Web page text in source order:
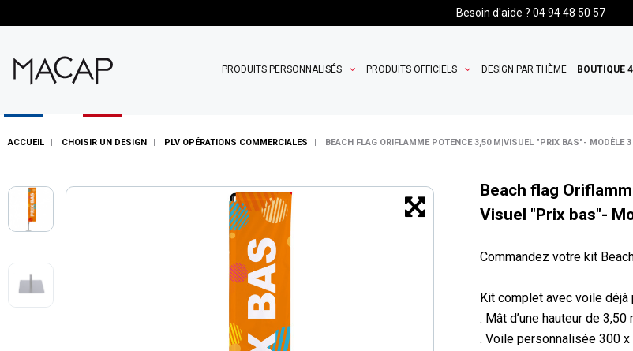
Besoin d'aide ? 04 94 48 50 57
PRODUITS PERSONNALISÉS PRODUITS OFFICIELS DESIGN PAR THÈME BOUTIQUE
ACCUEIL CHOISIR UN DESIGN PLV OPÉRATIONS COMMERCIALES BEACH FLAG ORIFLAMME POTENCE 3,50 M|VISUEL "PRIX BAS"- MODÈLE 3
Beach flag
Visuel "Prix bas"-
Commandez votre kit
Kit complet avec voile
. Mât d’une hauteur de 3,50
. Voile personnalisée 300 x